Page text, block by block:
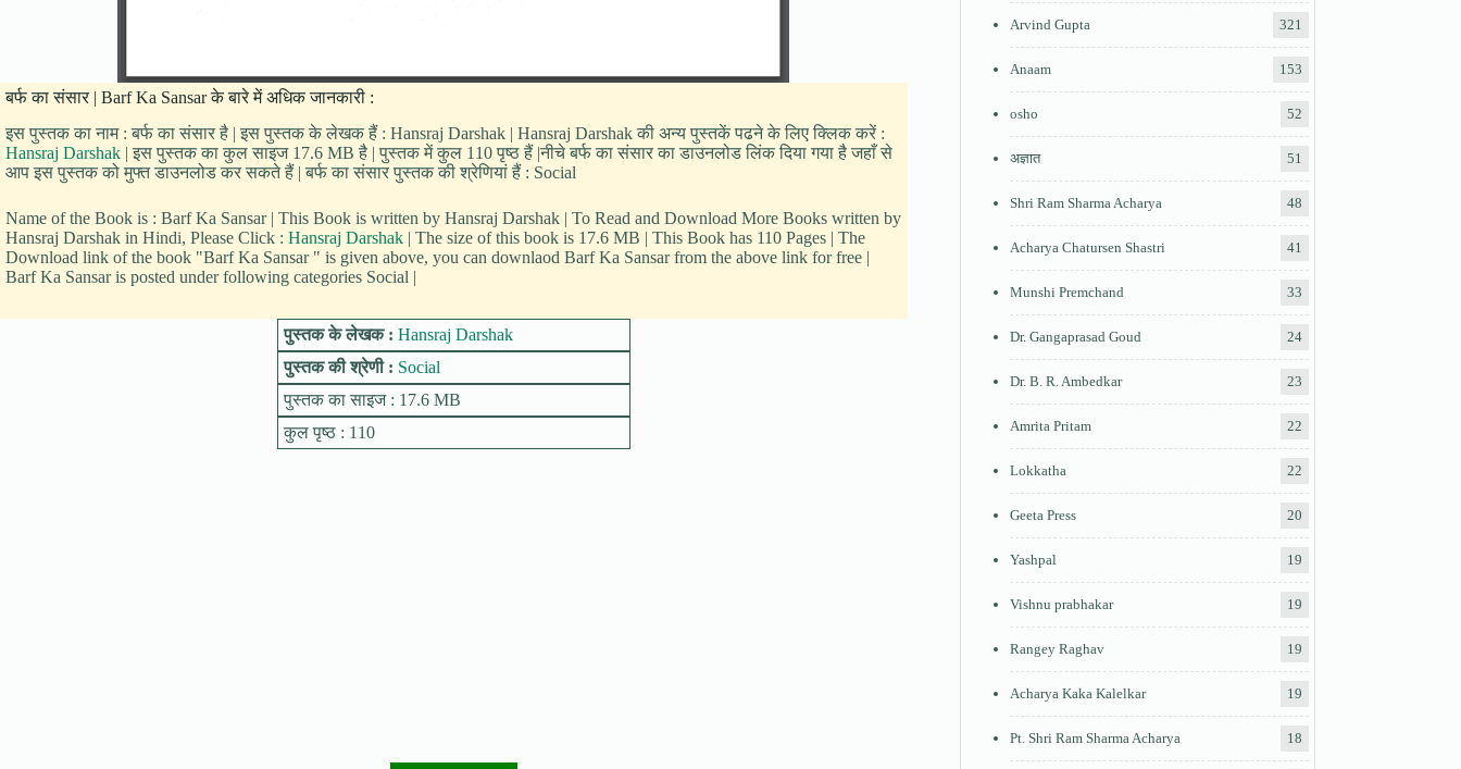
बर्फ का संसार | Barf Ka Sansar के बारे में अधिक जानकारी :
इस पुस्तक का नाम : बर्फ का संसार है | इस पुस्तक के लेखक हैं : Hansraj Darshak | Hansraj Darshak की अन्य पुस्तकें पढने के लिए क्लिक करें :
Hansraj Darshak | इस पुस्तक का कुल साइज 17.6 MB है | पुस्तक में कुल 110 पृष्ठ हैं |नीचे बर्फ का संसार का डाउनलोड लिंक दिया गया है जहाँ से
आप इस पुस्तक को मुफ्त डाउनलोड कर सकते हैं | बर्फ का संसार पुस्तक की श्रेणियां हैं : Social
Name of the Book is : Barf Ka Sansar | This Book is written by Hansraj Darshak | To Read and Download More Books written by
Hansraj Darshak in Hindi, Please Click : Hansraj Darshak | The size of this book is 17.6 MB | This Book has 110 Pages | The
Download link of the book "Barf Ka Sansar " is given above, you can downlaod Barf Ka Sansar from the above link for free |
Barf Ka Sansar is posted under following categories Social |
पुस्तक के लेखक : Hansraj Darshak
पुस्तक की श्रेणी : Social
पुस्तक का साइज : 17.6 MB
कुल पृष्ठ : 110
Arvind Gupta 321
Anaam 153
osho 52
अज्ञात 51
Shri Ram Sharma Acharya 48
Acharya Chatursen Shastri 41
Munshi Premchand 33
Dr. Gangaprasad Goud 24
Dr. B. R. Ambedkar 23
Amrita Pritam 22
Lokkatha 22
Geeta Press 20
Yashpal 19
Vishnu prabhakar 19
Rangey Raghav 19
Acharya Kaka Kalelkar 19
Pt. Shri Ram Sharma Acharya 18